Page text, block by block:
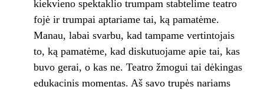
kiekvieno spektaklio trumpam stabtelime teatro
fojė ir trumpai aptariame tai, ką pamatėme.
Manau, labai svarbu, kad tampame vertintojais
to, ką pamatėme, kad diskutuojame apie tai, kas
buvo gerai, o kas ne. Teatro žmogui tai dėkingas
edukacinis momentas. Aš savo trupės nariams